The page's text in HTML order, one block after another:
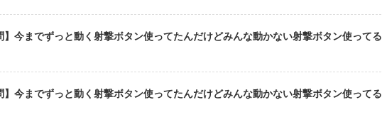
】今までずっと動く射撃ボタン使ってたんだけどみんな動かない射撃ボタン使ってる
】今までずっと動く射撃ボタン使ってたんだけどみんな動かない射撃ボタン使ってる